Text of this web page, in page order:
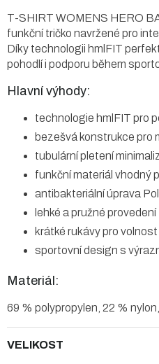
VELIKOST
T-SHIRT WOMENS HERO
funkční tričko navržené pro
Díky technologii hmlFIT
pohodlí i podporu během
Hlavní výhody:
technologie hmlFIT pro
bezešvá konstrukce pro
tubulární pletení
funkční materiál vhodný
antibakteriální úprava
lehké a pružné provedení
krátké rukávy pro
sportovní design s
Materiál:
69 % polypropylen, 22 %